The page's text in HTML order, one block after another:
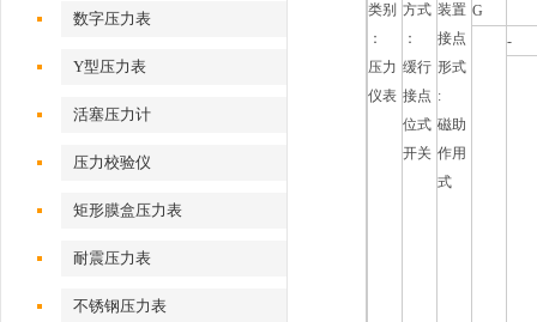
数字压力表
Y型压力表
活塞压力计
压力校验仪
矩形膜盒压力表
耐震压力表
不锈钢压力表
类别
：
压力
仪表
方式
：
缓行
接点
位式
开关
装置
接点
形式
:
磁助
作用
式
G
-